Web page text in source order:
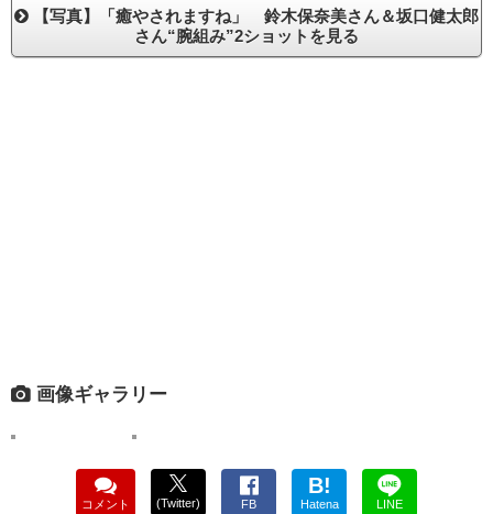
【写真】「癒やされますね」 鈴木保奈美さん＆坂口健太郎
さん“腕組み”2ショットを見る
画像ギャラリー
コメント (Twitter) FB
B!
Hatena LINE